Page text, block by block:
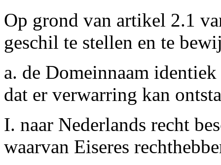
Op grond van artikel 2.1
geschil te stellen en te
a. de Domeinnaam
dat er verwarring kan
I. naar Nederlands recht
waarvan Eiseres